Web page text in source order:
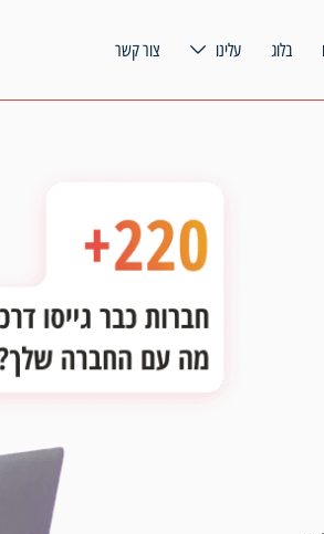
בלוג עלינו צור קשר